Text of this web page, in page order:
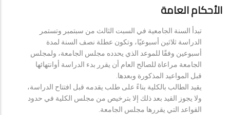
الأحكام العامة
تبدأ السنة الجامعية في السبت الثالث من سبتمبر وتستمر
الدراسة ثلاثين أسبوعيًا، وتكون عطلة نصف السنة لمدة
أسبوعين وفقًا للموعد الذي يحدده مجلس الجامعة، ولمجلس
الجامعة مراعاة للصالح العام أن يقرر بدء الدراسة أوانتهائها
قبل المواعيد المذكورة وبعدها.
يقيد الطالب بالكلية بناءً على طلب يقدمه قبل افتتاح الدراسة،
ولا يجوز القيد بعد ذلك إلا بترخيص من مجلس الكلية في حدود
القواعد التي يقررها مجلس الجامعة.